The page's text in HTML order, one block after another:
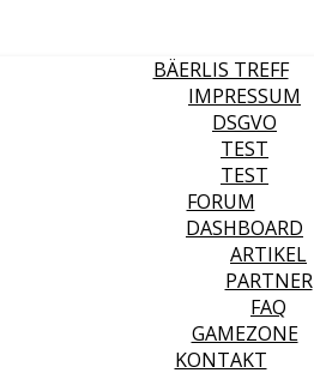
BÄERLIS TREFF
IMPRESSUM
DSGVO
TEST
TEST
FORUM
DASHBOARD
ARTIKEL
PARTNER
FAQ
GAMEZONE
KONTAKT